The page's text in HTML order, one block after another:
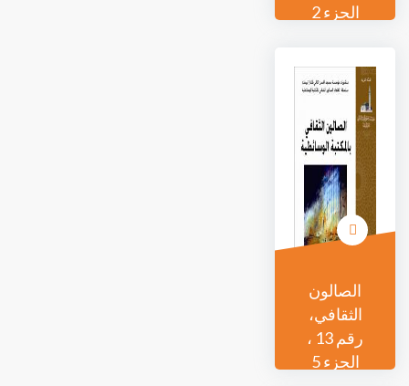
الجزء 2
الصالون
الثقافي،
رقم 13 ،
الجزء 5